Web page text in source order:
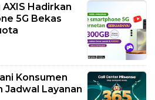
Hadirkan
5G Bekas
Konsumen
Jadwal Layanan